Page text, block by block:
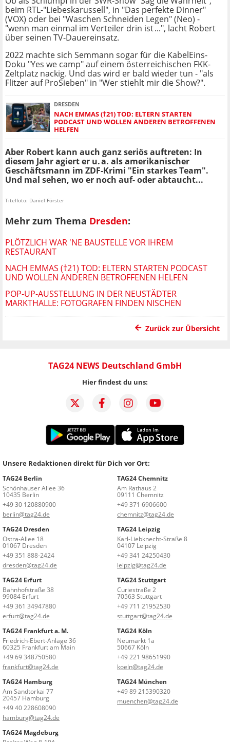
beim RTL-"Liebeskarussell", in "Das perfekte Dinner"
(VOX) oder bei "Waschen Schneiden Legen" (Neo) -
"wenn man einmal im Verteiler drin ist ...", lacht Robert
über seinen TV-Dauereinsatz.
2022 machte sich Semmann sogar für die KabelEins-
Doku "Yes we camp" auf einem österreichischen FKK-
Zeltplatz nackig. Und das wird er bald wieder tun - "als
Flitzer auf ProSieben" in "Wer stiehlt mir die Show?".
DRESDEN
NACH EMMAS (†21) TOD: ELTERN STARTEN
PODCAST UND WOLLEN ANDEREN BETROFFENEN
HELFEN
Aber Robert kann auch ganz seriös auftreten: In
diesem Jahr agiert er u. a. als amerikanischer
Geschäftsmann im ZDF-Krimi "Ein starkes Team".
Und mal sehen, wo er noch auf- oder abtaucht...
Titelfoto: Daniel Förster
Mehr zum Thema Dresden:
PLÖTZLICH WAR 'NE BAUSTELLE VOR IHREM
RESTAURANT
NACH EMMAS (†21) TOD: ELTERN STARTEN PODCAST
UND WOLLEN ANDEREN BETROFFENEN HELFEN
POP-UP-AUSSTELLUNG IN DER NEUSTÄDTER
MARKTHALLE: FOTOGRAFEN FINDEN NISCHEN
Zurück zur Übersicht
TAG24 NEWS Deutschland GmbH
Hier findest du uns:
Unsere Redaktionen direkt für Dich vor Ort:
TAG24 Berlin
Schönhauser Allee 36
10435 Berlin
+49 30 120880900
berlin@tag24.de
TAG24 Chemnitz
Am Rathaus 2
09111 Chemnitz
+49 371 6906600
chemnitz@tag24.de
TAG24 Dresden
Ostra-Allee 18
01067 Dresden
+49 351 888-2424
dresden@tag24.de
TAG24 Leipzig
Karl-Liebknecht-Straße 8
04107 Leipzig
+49 341 24250430
leipzig@tag24.de
TAG24 Erfurt
Bahnhofstraße 38
99084 Erfurt
+49 361 34947880
erfurt@tag24.de
TAG24 Stuttgart
Curiestraße 2
70563 Stuttgart
+49 711 21952530
stuttgart@tag24.de
TAG24 Frankfurt a. M.
Friedrich-Ebert-Anlage 36
60325 Frankfurt am Main
+49 69 348750580
frankfurt@tag24.de
TAG24 Köln
Neumarkt 1a
50667 Köln
+49 221 98651990
koeln@tag24.de
TAG24 Hamburg
Am Sandtorkai 77
20457 Hamburg
+49 40 228608090
hamburg@tag24.de
TAG24 München
+49 89 215390320
muenchen@tag24.de
TAG24 Magdeburg